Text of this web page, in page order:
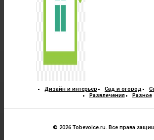
Дизайн и интерьер Сад и огород
Развлечения
Разное
© 2026 Tobevoice.ru. Все права